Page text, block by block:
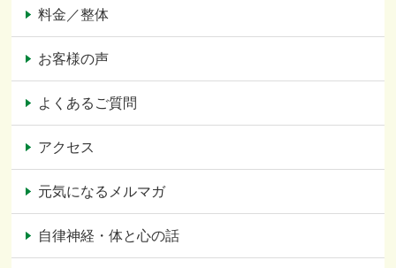
料金／整体
お客様の声
よくあるご質問
アクセス
元気になるメルマガ
自律神経・体と心の話